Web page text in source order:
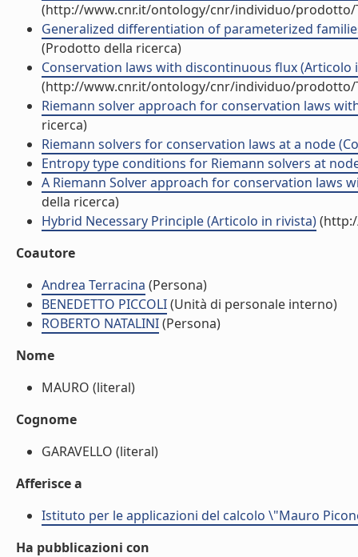
(http://www.cnr.it/ontology/cnr/individuo/prodotto/
Generalized differentiation of parameterized
(Prodotto della ricerca)
Conservation laws with discontinuous flux (Articolo
(http://www.cnr.it/ontology/cnr/individuo/prodotto/
Riemann solver approach for conservation laws
ricerca)
Riemann solvers for conservation laws at a node
Entropy type conditions for Riemann solvers at
A Riemann Solver approach for conservation laws
della ricerca)
Hybrid Necessary Principle (Articolo in rivista)
Coautore
Andrea Terracina (Persona)
BENEDETTO PICCOLI(Unità di personale interno)
ROBERTO NATALINI(Persona)
Nome
MAURO (literal)
Cognome
GARAVELLO (literal)
Afferisce a
Istituto per le applicazioni del calcolo \"Mauro
Ha pubblicazioni con